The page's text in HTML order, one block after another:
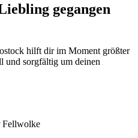
gegangen
hilft dir im Moment größter
und sorgfältig um deinen
Fellwolke